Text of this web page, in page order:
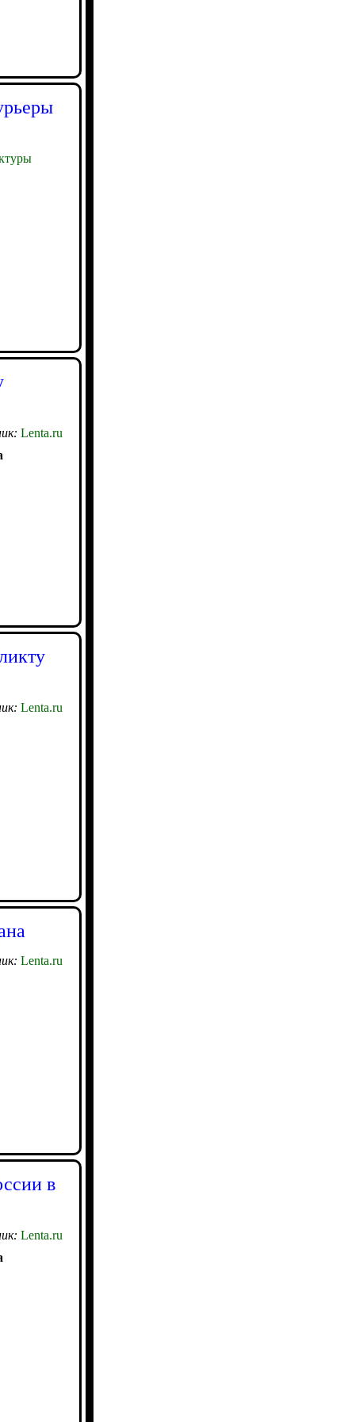
Lenta.ru
Lenta.ru
Lenta.ru
в
Lenta.ru